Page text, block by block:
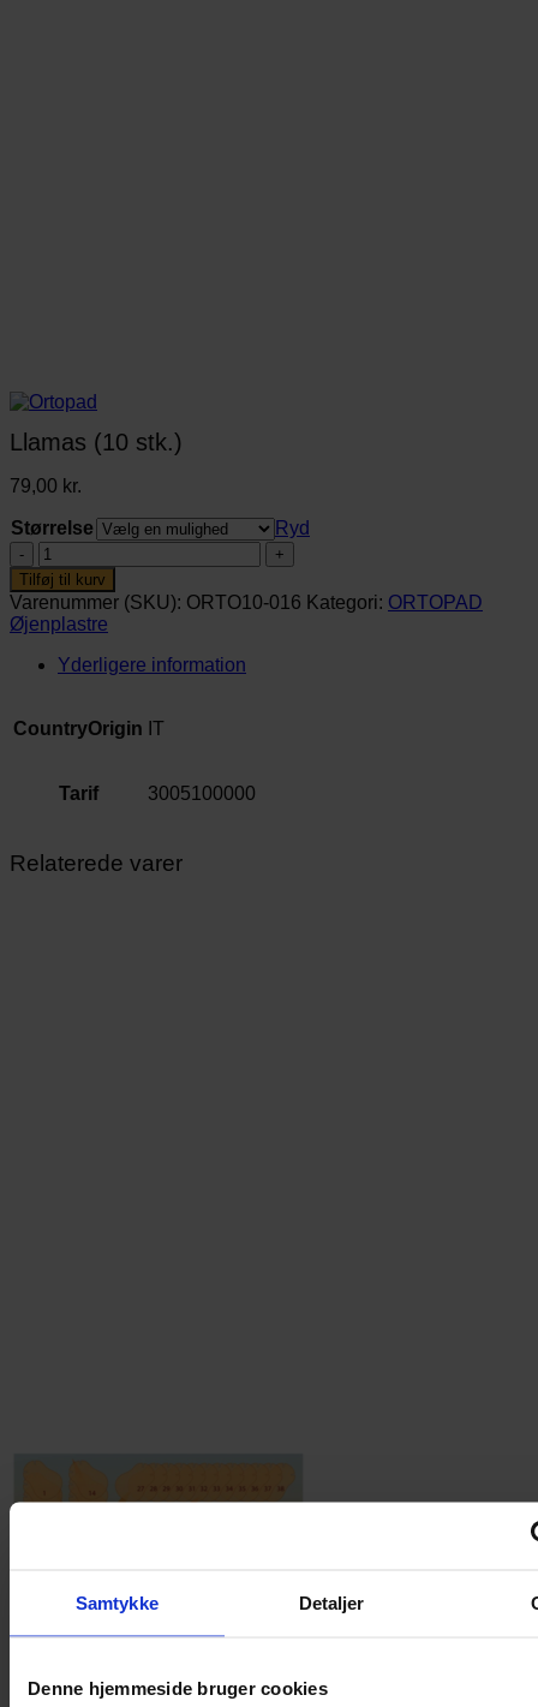
Samtykke Detaljer
Denne hjemmeside bruger cookies
Llamas (10 stk.)
79,00 kr.
Størrelse
Ryd
Llamas
(10
stk.)
antal
Tilføj til kurv
Varenummer (SKU): ORTO10-016 Kategori: ORTOPAD
Øjenplastre
Yderligere information
CountryOrigin IT
Tarif 3005100000
Relaterede varer